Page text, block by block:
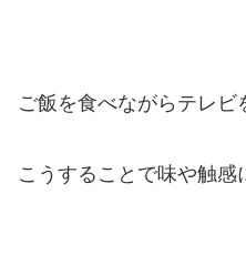
ご飯を食べながらテレビ
こうすることで味や触感